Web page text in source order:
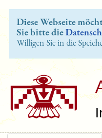
Diese Webseite
Sie bitte die
Willigen Sie in die